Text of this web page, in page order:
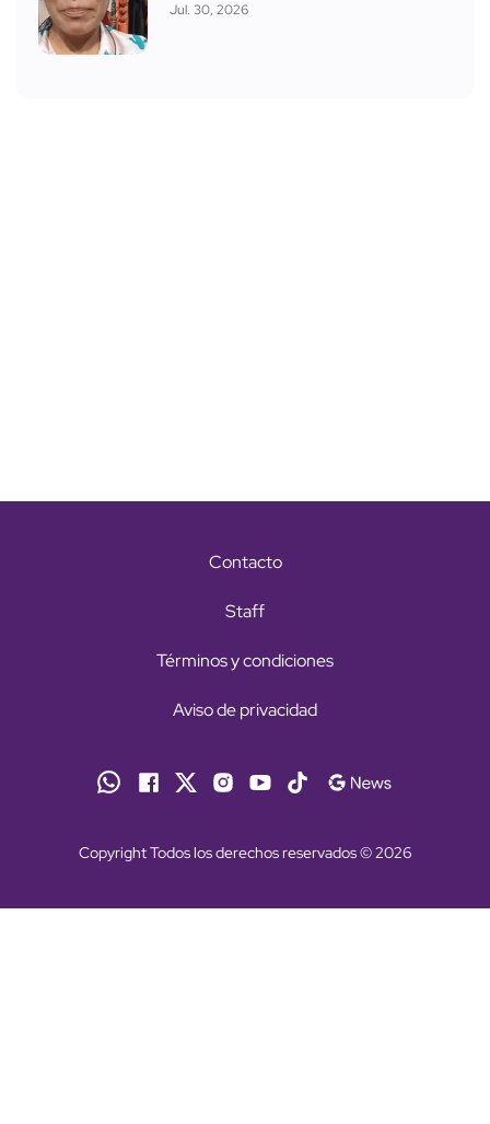
Jul. 30, 2026
Contacto
Staff
Términos y condiciones
Aviso de privacidad
Copyright Todos los derechos reservados © 2026